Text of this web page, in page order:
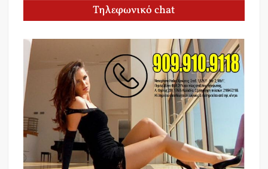
Τηλεφωνικό chat